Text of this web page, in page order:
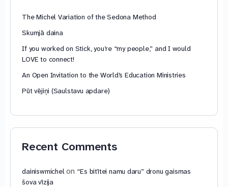
The Michel Variation of the Sedona Method
Skumjā daina
If you worked on Stick, you’re “my people,” and I would
LOVE to connect!
An Open Invitation to the World’s Education Ministries
Pūt vējiņi (Saulstavu apdare)
Recent Comments
dainiswmichelon “Es bitītei namu daru” dronu gaismas
šova vīzija